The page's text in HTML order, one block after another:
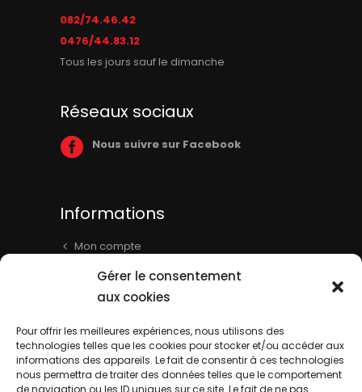
Gérer le consentement
aux cookies
Pour offrir les meilleures expériences, nous utilisons des
technologies telles que les cookies pour stocker et/ou accéder aux
informations des appareils. Le fait de consentir à ces technologies
nous permettra de traiter des données telles que le comportement
de navigation ou les ID uniques sur ce site. Le fait de ne pas
082/74.46.42
0476/44.83.12
Tous les jours sauf le dimanche
Réseaux sociaux
Nous suivre sur Facebook
Informations
Mon compte
Panier
Livraison & Informations
Conditions générales
Contact